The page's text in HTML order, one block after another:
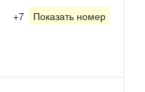
+7 Показать номер